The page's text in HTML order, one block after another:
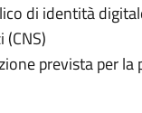
di identità
prevista per la